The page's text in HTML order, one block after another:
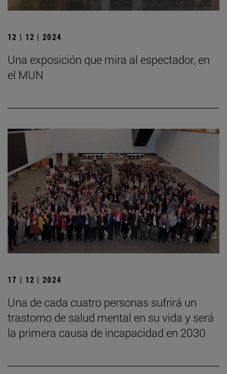
12 | 12 | 2024
Una exposición que mira al espectador, en
el MUN
17 | 12 | 2024
Una de cada cuatro personas sufrirá un
trastorno de salud mental en su vida y será
la primera causa de incapacidad en 2030